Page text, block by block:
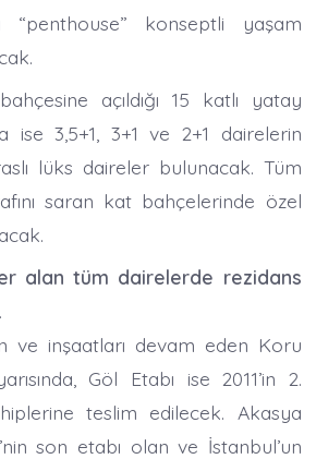
“penthouse” konseptli yaşam
açıldığı 15 katlı yatay
ise 3,5+1, 3+1 ve 2+1 dairelerin
lüks daireler bulunacak. Tüm
saran kat bahçelerinde özel
alan tüm dairelerde rezidans
.
ve inşaatları devam eden Koru
Göl Etabı ise 2011’in 2.
teslim edilecek. Akasya
son etabı olan ve İstanbul’un